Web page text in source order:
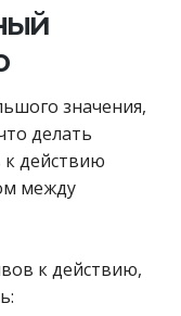
значения,
делать
действию
между
к действию,